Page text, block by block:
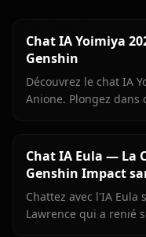
Chat IA Yoimiya
Genshin
Découvrez le chat IA
Anione. Plongez dans
Chat IA Eula — La
Genshin Impact
Chattez avec l'IA
Lawrence qui a renié